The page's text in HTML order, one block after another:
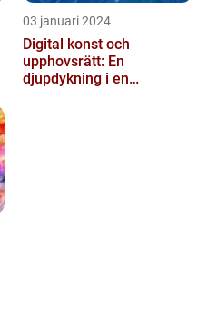
03 januari 2024
Digital konst och
upphovsrätt: En
djupdykning i en